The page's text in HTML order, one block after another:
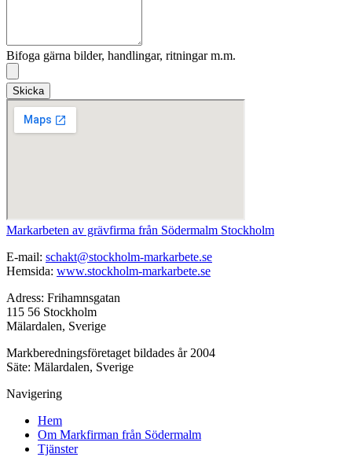
Bifoga gärna bilder, handlingar, ritningar m.m.
Skicka
Markarbeten av grävfirma från Södermalm Stockholm
E-mail: schakt@stockholm-markarbete.se
Hemsida: www.stockholm-markarbete.se
Adress: Frihamnsgatan
115 56 Stockholm
Mälardalen, Sverige
Markberedningsföretaget bildades år 2004
Säte: Mälardalen, Sverige
Navigering
Hem
Om Markfirman från Södermalm
Tjänster